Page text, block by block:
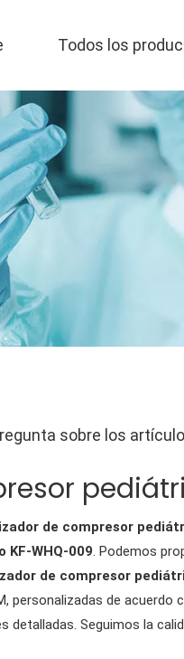
Todos los
sobre los
de compresor
WHQ-009. Podemos
de compresor
personalizadas de
Seguimos la